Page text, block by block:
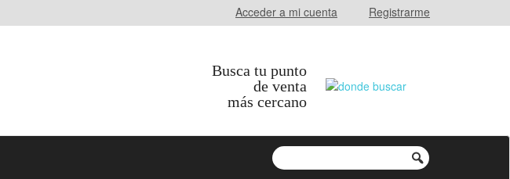
Acceder a mi cuenta Registrarme
Busca tu punto
de venta
más cercano